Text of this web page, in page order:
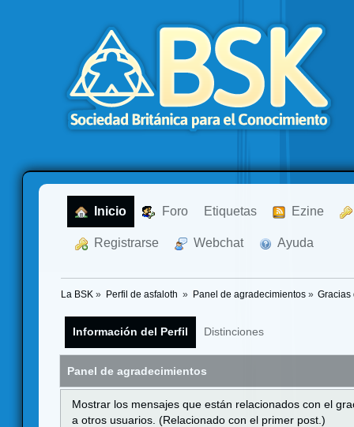
Inicio Foro Etiquetas Ezine
Registrarse Webchat Ayuda
La BSK » Perfil de asfaloth » Panel de agradecimientos» Gracias
Información del Perfil Distinciones
Panel de agradecimientos
Mostrar los mensajes que están relacionados con el
a otros usuarios. (Relacionado con el primer post.)